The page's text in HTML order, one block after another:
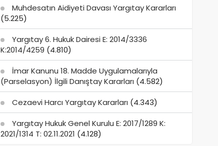
Muhdesatın Aidiyeti Davası Yargıtay Kararları
(5.225)
Yargıtay 6. Hukuk Dairesi E: 2014/3336
K:2014/4259 (4.810)
İmar Kanunu 18. Madde Uygulamalarıyla
(Parselasyon) İlgili Danıştay Kararları (4.582)
Cezaevi Harcı Yargıtay Kararları (4.343)
Yargıtay Hukuk Genel Kurulu E: 2017/1289 K:
2021/1314 T: 02.11.2021 (4.128)